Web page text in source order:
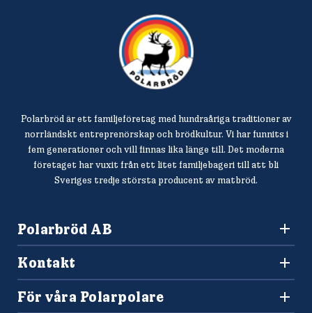
Polarbröd är ett familjeföretag med hundraåriga traditioner av
norrländskt entreprenörskap och brödkultur. Vi har funnits i
fem generationer och vill finnas lika länge till. Det moderna
företaget har vuxit från ett litet familjebageri till att bli
Sveriges tredje största producent av matbröd.
Polarbröd AB
010-450 60 00
info@polarbrod.se
Kontakt
Konsumentkontakt och reklamation
Frågor och svar
För våra Polarpolare